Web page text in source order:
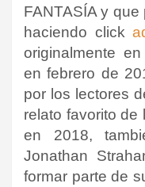
FANTASÍA y
haciendo click
originalmente
en febrero de
por los lectores
relato favorito de
en 2018,
Jonathan
formar parte de